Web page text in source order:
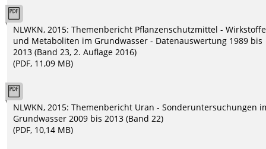
NLWKN, 2015: Themenbericht Pflanzenschutzmittel - Wirkstoffe
und Metaboliten im Grundwasser - Datenauswertung 1989 bis
2013 (Band 23, 2. Auflage 2016)
(PDF, 11,09 MB)
NLWKN, 2015: Themenbericht Uran - Sonderuntersuchungen
Grundwasser 2009 bis 2013 (Band 22)
(PDF, 10,14 MB)